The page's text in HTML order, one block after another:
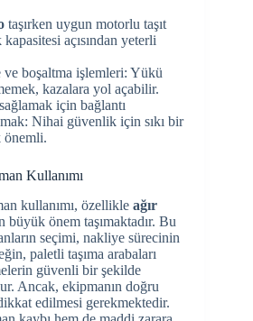
taşırken uygun motorlu taşıt
açısından yeterli
boşaltma işlemleri: Yükü
kazalara yol açabilir.
için bağlantı
Nihai güvenlik için sıkı bir
önemli.
Kullanımı
kullanımı, özellikle ağır
büyük önem taşımaktadır. Bu
seçimi, nakliye sürecinin
paletli taşıma arabaları
güvenli bir şekilde
Ancak, ekipmanın doğru
edilmesi gerekmektedir.